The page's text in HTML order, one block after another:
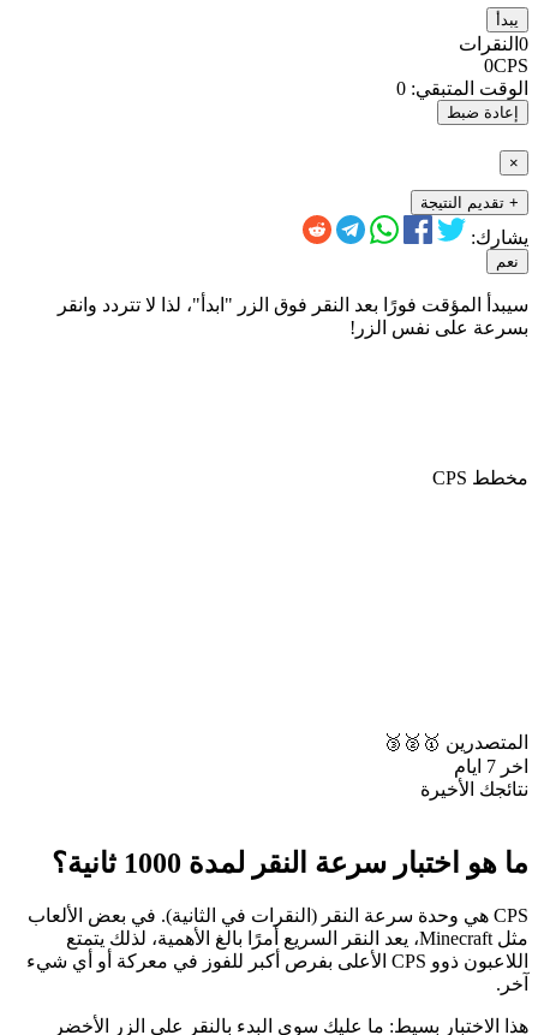
يبدأ
0 النقرات
0CPS
الوقت المتبقي: 0
إعادة ضبط
×
+ تقديم النتيجة
يشارك:
نعم
سيبدأ المؤقت فورًا بعد النقر فوق الزر "ابدأ"، لذا لا تتردد وانقر
بسرعة على نفس الزر!
مخطط CPS
المتصدرين 🥇🥈🥉
اخر 7 ايام
نتائجك الأخيرة
ما هو اختبار سرعة النقر لمدة 1000 ثانية؟
CPS هي وحدة سرعة النقر (النقرات في الثانية). في بعض الألعاب
مثل Minecraft، يعد النقر السريع أمرًا بالغ الأهمية، لذلك يتمتع
اللاعبون ذوو CPS الأعلى بفرص أكبر للفوز في معركة أو أي شيء
آخر.
هذا الاختبار بسيط: ما عليك سوى البدء بالنقر على الزر الأخضر